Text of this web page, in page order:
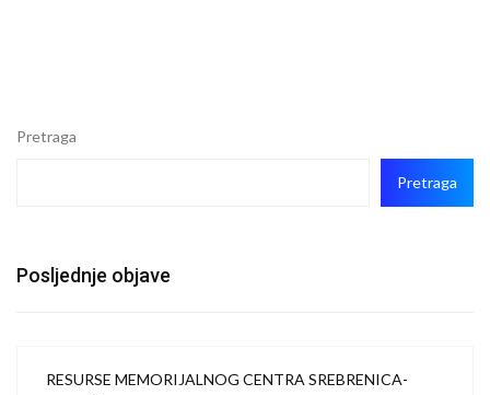
Pretraga
Pretraga
Posljednje objave
RESURSE MEMORIJALNOG CENTRA SREBRENICA-